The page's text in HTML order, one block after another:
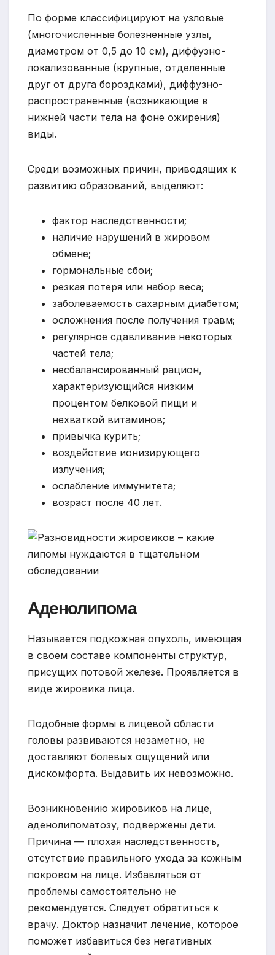
По форме классифицируют на узловые
(многочисленные болезненные узлы,
диаметром от 0,5 до 10 см), диффузно-
локализованные (крупные, отделенные
друг от друга бороздками), диффузно-
распространенные (возникающие в
нижней части тела на фоне ожирения)
виды.
Среди возможных причин, приводящих к
развитию образований, выделяют:
фактор наследственности;
наличие нарушений в жировом
обмене;
гормональные сбои;
резкая потеря или набор веса;
заболеваемость сахарным диабетом;
осложнения после получения травм;
регулярное сдавливание некоторых
частей тела;
несбалансированный рацион,
характеризующийся низким
процентом белковой пищи и
нехваткой витаминов;
привычка курить;
воздействие ионизирующего
излучения;
ослабление иммунитета;
возраст после 40 лет.
Аденолипома
Называется подкожная опухоль, имеющая
в своем составе компоненты структур,
присущих потовой железе. Проявляется в
виде жировика лица.
Подобные формы в лицевой области
головы развиваются незаметно, не
доставляют болевых ощущений или
дискомфорта. Выдавить их невозможно.
Возникновению жировиков на лице,
аденолипоматозу, подвержены дети.
Причина — плохая наследственность,
отсутствие правильного ухода за кожным
покровом на лице. Избавляться от
проблемы самостоятельно не
рекомендуется. Следует обратиться к
врачу. Доктор назначит лечение, которое
поможет избавиться без негативных